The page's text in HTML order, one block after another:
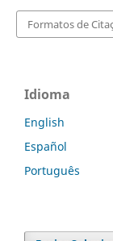
Formatos de
Idioma
English
Español
Português